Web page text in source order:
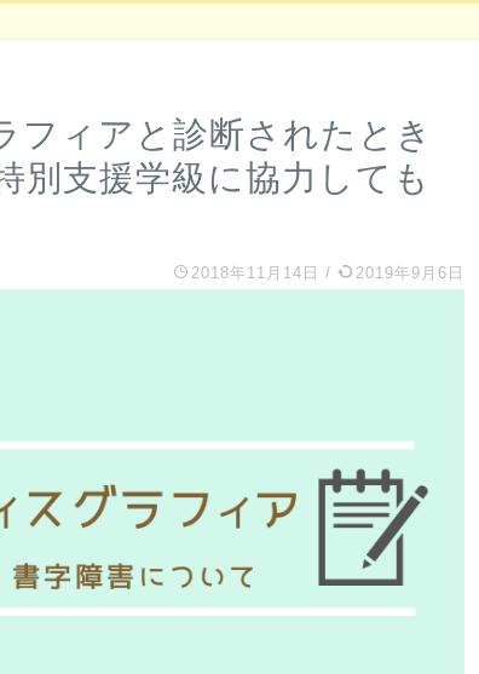
フィアと診断されたとき
別支援学級に協力しても
2018年11月14日 / 2019年9月6日